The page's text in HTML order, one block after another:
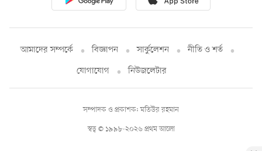
আমাদের সম্পর্কে বিজ্ঞাপন সার্কুলেশন
নীতি ও শর্ত
যোগাযোগ
নিউজলেটার
স্বত্ব © ১৯৯৮-২০২৬ প্রথম আলো
সম্পাদক ও প্রকাশক: মতিউর রহমান